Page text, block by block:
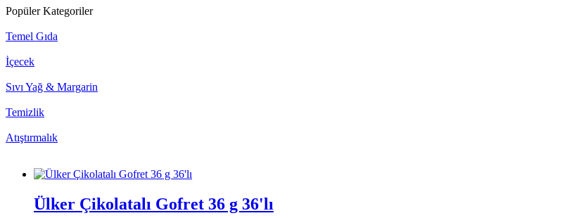
Popüler Kategoriler
Temel Gıda
İçecek
Sıvı Yağ & Margarin
Temizlik
Atıştırmalık
Ülker Çikolatalı Gofret 36 g 36'lı